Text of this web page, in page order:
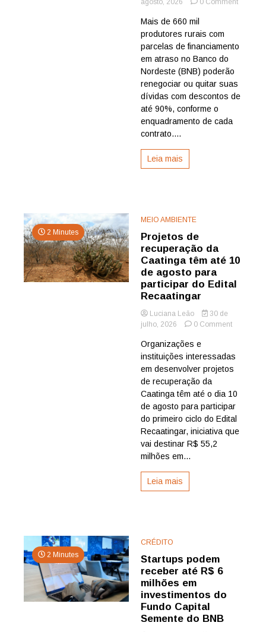
oferece
90%
para
Mais de 660 mil
produtores rurais com
parcelas de financiamento
em atraso no Banco do
Nordeste (BNB) poderão
renegociar ou quitar suas
dívidas com descontos de
até 90%, conforme o
enquadramento de cada
contrato....
Leia mais
2 Minutes
MEIO AMBIENTE
Projetos de
recuperação da
Caatinga têm até 10
de agosto para
participar do Edital
Recaatingar
Luciana Leão
30 de
julho, 2026
0 Commenton
da
até
10
de
agosto
Organizações e
instituições interessadas
em desenvolver projetos
de recuperação da
Caatinga têm até o dia 10
de agosto para participar
do primeiro ciclo do Edital
Recaatingar, iniciativa que
vai destinar R$ 55,2
milhões em...
Leia mais
2 Minutes
CRÉDITO
Startups podem
receber até R$ 6
milhões em
investimentos do
Fundo Capital
Semente do BNB